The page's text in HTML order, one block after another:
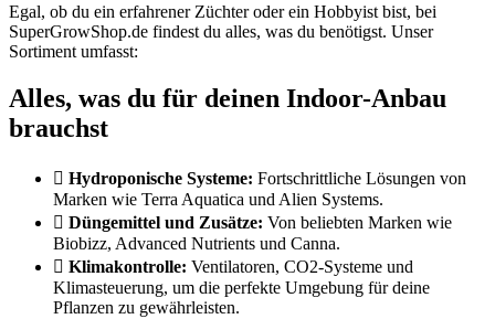
Egal, ob du ein erfahrener Züchter oder ein Hobbyist bist, bei
SuperGrowShop.de findest du alles, was du benötigst. Unser
Sortiment umfasst:
Alles, was du für deinen Indoor-Anbau
brauchst
Hydroponische Systeme: Fortschrittliche Lösungen von
Marken wie Terra Aquatica und Alien Systems.
Düngemittel und Zusätze: Von beliebten Marken wie
Biobizz, Advanced Nutrients und Canna.
Klimakontrolle: Ventilatoren, CO2-Systeme und
Klimasteuerung, um die perfekte Umgebung für deine
Pflanzen zu gewährleisten.